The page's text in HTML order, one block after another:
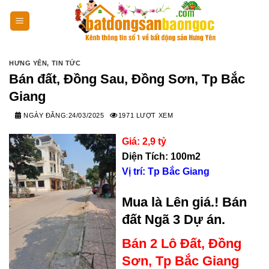
HƯNG YÊN, TIN TỨC
Bán đất, Đồng Sau, Đồng Sơn, Tp Bắc
Giang
NGÀY ĐĂNG:24/03/2025 1971 LƯỢT XEM
Giá: 2,9 tỷ
Diện Tích: 100m2
Vị trí:Tp Bắc Giang
Mua là Lên giá.! Bán
đất Ngã 3 Dự án.
Bán 2 Lô Đất, Đồng
Sơn, Tp Bắc Giang